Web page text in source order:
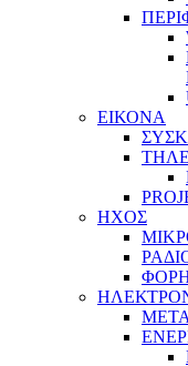
ΕΙΚΟΝΑ
ΗΧΟΣ